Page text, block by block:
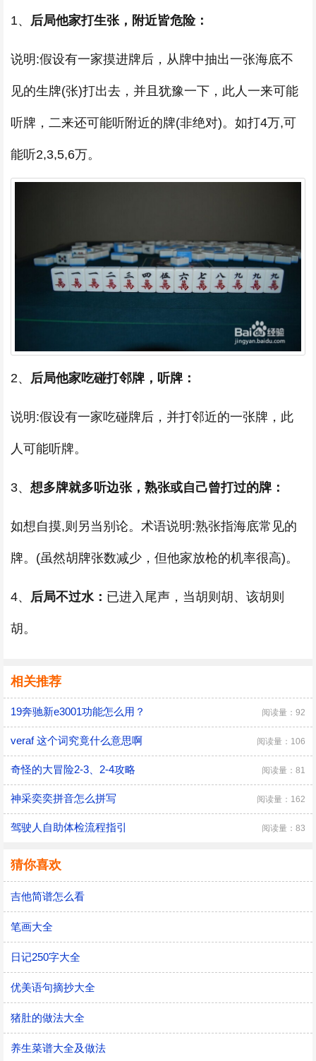
1、 后局他家打生张，附近皆危险：
说明:假设有一家摸进牌后，从牌中抽出一张海底不
见的生牌(张)打出去，并且犹豫一下，此人一来可能
听牌，二来还可能听附近的牌(非绝对)。如打4万,可
能听2,3,5,6万。
2、 后局他家吃碰打邻牌，听牌：
说明:假设有一家吃碰牌后，并打邻近的一张牌，此
人可能听牌。
3、 想多牌就多听边张，熟张或自己曾打过的牌：
如想自摸,则另当别论。术语说明:熟张指海底常见的
牌。(虽然胡牌张数减少，但他家放枪的机率很高)。
4、 后局不过水： 已进入尾声，当胡则胡、该胡则
胡。
相关推荐
19奔驰新e3001功能怎么用？ 阅读量：92
veraf 这个词究竟什么意思啊 阅读量：106
奇怪的大冒险2-3、2-4攻略 阅读量：81
神采奕奕拼音怎么拼写 阅读量：162
驾驶人自助体检流程指引 阅读量：83
猜你喜欢
吉他简谱怎么看
笔画大全
日记250字大全
优美语句摘抄大全
猪肚的做法大全
养生菜谱大全及做法